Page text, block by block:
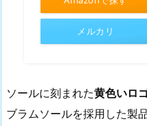
メルカリ
ソールに刻まれた黄色いロ
ブラムソールを採用した製